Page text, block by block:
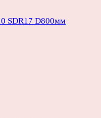
SDR17 D800мм